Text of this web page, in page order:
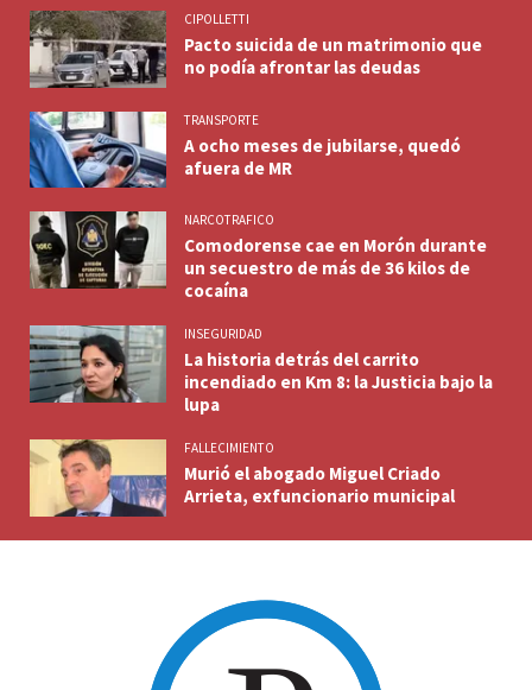
CIPOLLETTI
Pacto suicida de un matrimonio que
no podía afrontar las deudas
TRANSPORTE
A ocho meses de jubilarse, quedó
afuera de MR
NARCOTRAFICO
Comodorense cae en Morón durante
un secuestro de más de 36 kilos de
cocaína
INSEGURIDAD
La historia detrás del carrito
incendiado en Km 8: la Justicia bajo la
lupa
FALLECIMIENTO
Murió el abogado Miguel Criado
Arrieta, exfuncionario municipal